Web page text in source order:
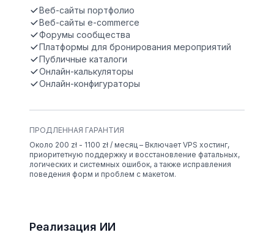
Веб-сайты портфолио
Веб-сайты e-commerce
Форумы сообщества
Платформы для бронирования мероприятий
Публичные каталоги
Онлайн-калькуляторы
Онлайн-конфигураторы
ПРОДЛЕННАЯ ГАРАНТИЯ
Около 200 zł - 1100 zł / месяц – Включает VPS хостинг,
приоритетную поддержку и восстановление фатальных,
логических и системных ошибок, а также исправления
поведения форм и проблем с макетом.
Реализация ИИ